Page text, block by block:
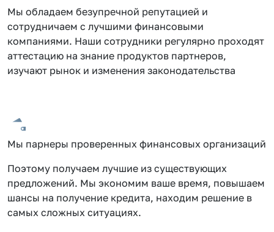
Мы обладаем безупречной репутацией и
сотрудничаем с лучшими финансовыми
компаниями. Наши сотрудники регулярно проходят
аттестацию на знание продуктов партнеров,
изучают рынок и изменения законодательства
Мы парнеры проверенных финансовых организаций
Поэтому получаем лучшие из существующих
предложений. Мы экономим ваше время, повышаем
шансы на получение кредита, находим решение в
самых сложных ситуациях.